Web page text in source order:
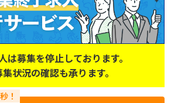
は募集を停止しております。
状況の確認も承ります。